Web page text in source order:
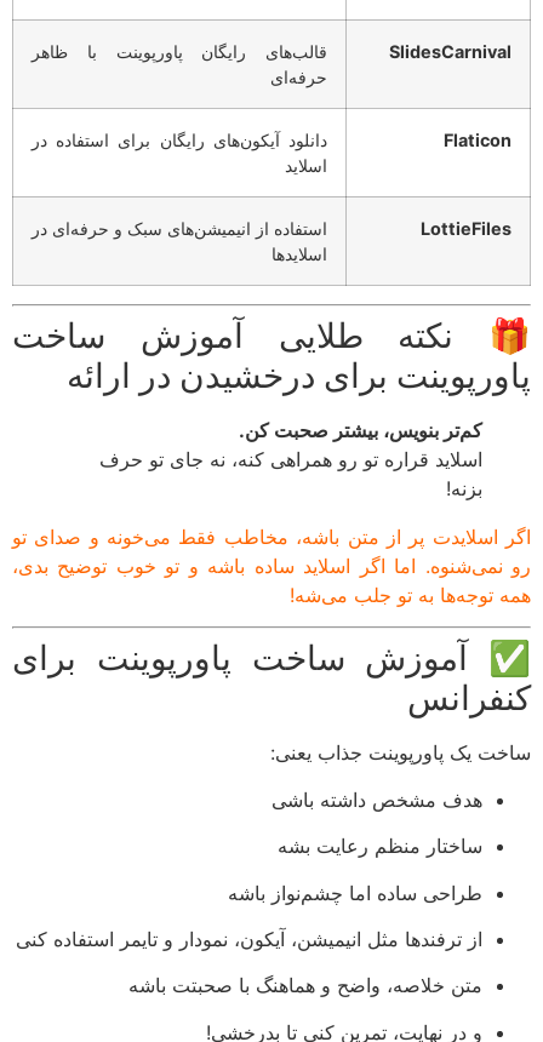
قالب‌های رایگان پاورپوینت با ظاهر
حرفه‌ای
دانلود آیکون‌های رایگان برای استفاده در
اسلاید
استفاده از انیمیشن‌های سبک و حرفه‌ای در
اسلایدها
نکته طلایی آموزش ساخت
برای درخشیدن در ارائه
کم‌تر بنویس، بیشتر صحبت کن.
اسلاید قراره تو رو همراهی کنه، نه جای تو حرف
اسلایدت پر از متن باشه، مخاطب فقط می‌خونه و صدای تو
اما اگر اسلاید ساده باشه و تو خوب توضیح بدی،
توجه‌ها به تو جلب می‌شه!
آموزش ساخت پاورپوینت برای
یک پاورپوینت جذاب یعنی:
هدف مشخص داشته باشی
ساختار منظم رعایت بشه
طراحی ساده اما چشم‌نواز باشه
از ترفندها مثل انیمیشن، آیکون، نمودار و تایمر استفاده کنی
متن خلاصه، واضح و هماهنگ با صحبتت باشه
و در نهایت، تمرین کنی تا بدرخشی!